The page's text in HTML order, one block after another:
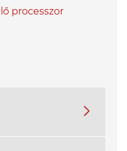
processzor
